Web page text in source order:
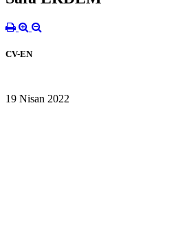
CV-EN
19 Nisan 2022